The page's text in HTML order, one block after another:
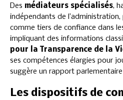
Des médiateurs spécialisés,
indépendants de
comme tiers de confiance dans
impliquant des informations
pour la Transparence de la
ses compétences élargies pour
suggère un rapport
Les dispositifs de